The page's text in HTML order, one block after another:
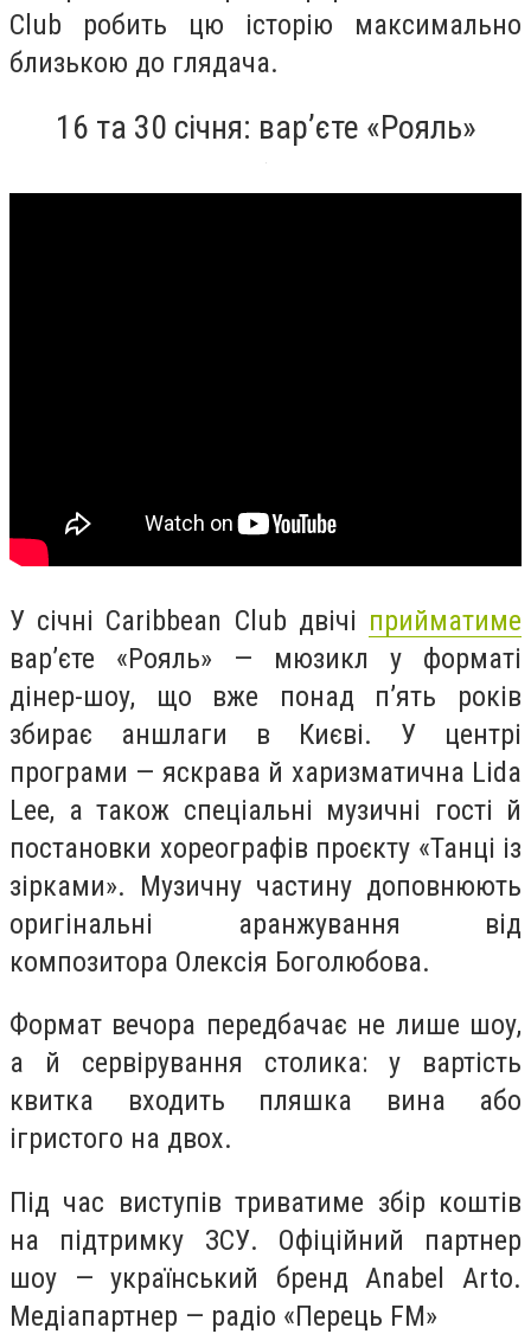
Club робить цю історію максимально
близькою до глядача.
16 та 30 січня: вар’єте «Рояль»
У січні Caribbean Club двічі прийматиме
вар’єте «Рояль» — мюзикл у форматі
дінер-шоу, що вже понад п’ять років
збирає аншлаги в Києві. У центрі
програми — яскрава й харизматична Lida
Lee, а також спеціальні музичні гості й
постановки хореографів проєкту «Танці із
зірками». Музичну частину доповнюють
оригінальні аранжування від
композитора Олексія Боголюбова.
Формат вечора передбачає не лише шоу,
а й сервірування столика: у вартість
квитка входить пляшка вина або
ігристого на двох.
Під час виступів триватиме збір коштів
на підтримку ЗСУ. Офіційний партнер
шоу — український бренд Anabel Arto.
Медіапартнер — радіо «Перець FM»